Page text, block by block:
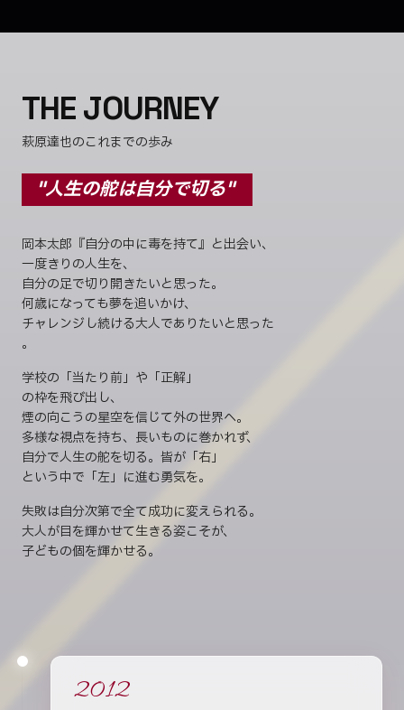
THE JOURNEY
萩原達也のこれまでの歩み
"人生の舵は自分で切る"
岡本太郎『自分の中に毒を持て』と出会い、
一度きりの人生を、
自分の足で切り開きたいと思った。
何歳になっても夢を追いかけ、
チャレンジし続ける大人でありたいと思った
。
学校の「当たり前」や「正解」
の枠を飛び出し、
煙の向こうの星空を信じて外の世界へ。
多様な視点を持ち、長いものに巻かれず、
自分で人生の舵を切る。皆が「右」
という中で「左」に進む勇気を。
失敗は自分次第で全て成功に変えられる。
大人が目を輝かせて生きる姿こそが、
子どもの個を輝かせる。
2012